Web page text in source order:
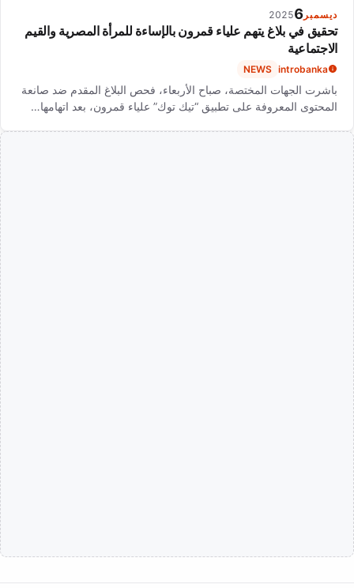
ديسمبر 6
2025
تحقيق في بلاغ يتهم علياء قمرون بالإساءة للمرأة المصرية والقيم
الاجتماعية
introbanka
NEWS
باشرت الجهات المختصة، صباح الأربعاء، فحص البلاغ المقدم ضد صانعة
المحتوى المعروفة على تطبيق “تيك توك” علياء قمرون، بعد اتهامها…